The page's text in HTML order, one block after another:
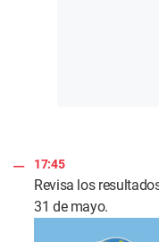
17:45
Revisa los
31 de mayo.